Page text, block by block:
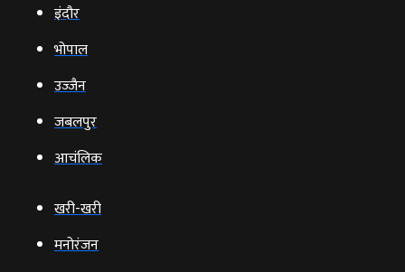
इंदौर
भोपाल
उज्‍जैन
जबलपुर
आचंलिक
खरी-खरी
मनोरंजन